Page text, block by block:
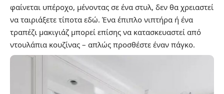
φαίνεται υπέροχο, μένοντας σε ένα στυλ, δεν θα χρειαστεί
να ταιριάξετε τίποτα εδώ. Ένα έπιπλο νιπτήρα ή ένα
τραπέζι μακιγιάζ μπορεί επίσης να κατασκευαστεί από
ντουλάπια κουζίνας – απλώς προσθέστε έναν πάγκο.